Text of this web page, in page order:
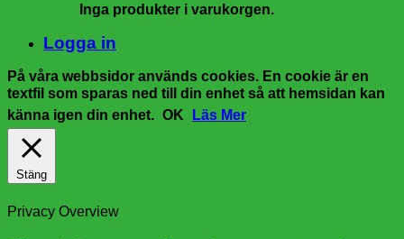
Inga produkter i varukorgen.
Logga in
På våra webbsidor används cookies. En cookie är en
textfil som sparas ned till din enhet så att hemsidan kan
känna igen din enhet. OK Läs Mer
Stäng
Privacy Overview